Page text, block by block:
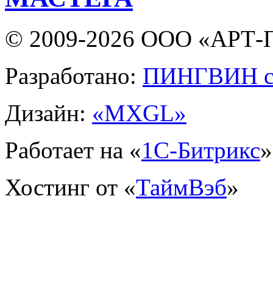
© 2009-2026 ООО «АРТ-
Разработано: ПИНГВИН
Дизайн: «MXGL»
Работает на «1С-Битрикс»
Хостинг от «ТаймВэб»